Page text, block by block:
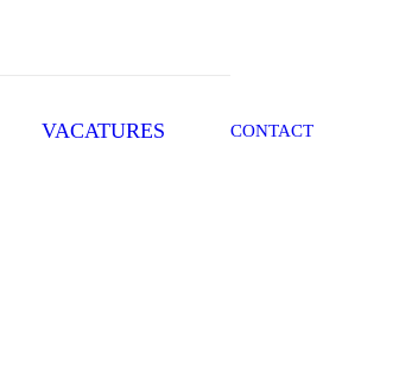
VACATURES CONTACT